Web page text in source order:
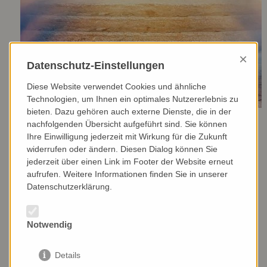
Nur mit dem Herzen sieht man gut
Zeigt in schwierigen Zeiten einen Weg zur spirituellen
Orientierung auf
Datenschutz-Einstellungen ×
Diese Website verwendet Cookies und ähnliche
Technologien, um Ihnen ein optimales Nutzererlebnis zu
bieten. Dazu gehören auch externe Dienste, die in der
nachfolgenden Übersicht aufgeführt sind. Sie können
Ihre Einwilligung jederzeit mit Wirkung für die Zukunft
widerrufen oder ändern. Diesen Dialog können Sie
jederzeit über einen Link im Footer der Website erneut
aufrufen. Weitere Informationen finden Sie in unserer
Datenschutzerklärung.
Notwendig
Details